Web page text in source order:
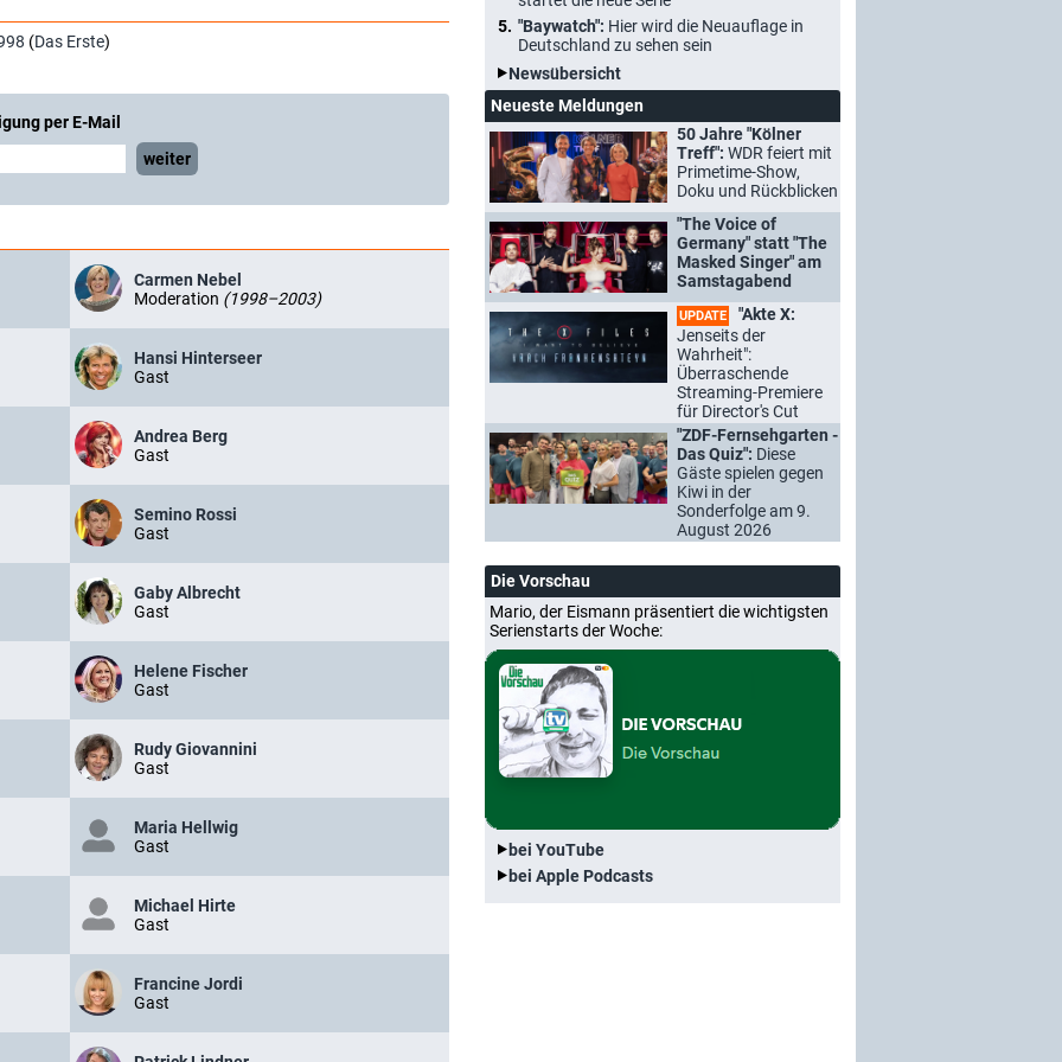
(Das Erste)
per E-Mail
weiter
Carmen Nebel
Moderation (1998–2003)
Hansi Hinterseer
Gast
Andrea Berg
Gast
Semino Rossi
Gast
Gaby Albrecht
Gast
Helene Fischer
Gast
Rudy Giovannini
Gast
Maria Hellwig
Gast
Michael Hirte
Gast
Francine Jordi
Gast
"Baywatch": Hier wird die Neuauflage in
Deutschland zu sehen sein
Newsübersicht
Neueste Meldungen
50 Jahre "Kölner
Treff": WDR feiert mit
Primetime-Show,
Doku und Rückblicken
"The Voice of
Germany" statt "The
Masked Singer" am
Samstagabend
UPDATE
"Akte X:
Jenseits der
Wahrheit":
Überraschende
Streaming-Premiere
für Director's Cut
"ZDF-Fernsehgarten -
Das Quiz": Diese
Gäste spielen gegen
Kiwi in der
Sonderfolge am 9.
August 2026
Die Vorschau
Mario, der Eismann präsentiert die wichtigsten
Serienstarts der Woche:
bei YouTube
bei Apple Podcasts